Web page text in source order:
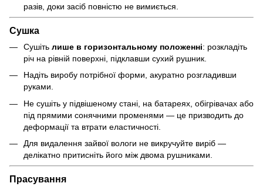
разів, доки засіб повністю не вимиється.
Сушка
Сушіть лише в горизонтальному положенні: розкладіть
річ на рівній поверхні, підклавши сухий рушник.
Надіть виробу потрібної форми, акуратно розгладивши
руками.
Не сушіть у підвішеному стані, на батареях, обігрівачах або
під прямими сонячними променями — це призводить до
деформації та втрати еластичності.
Для видалення зайвої вологи не викручуйте виріб —
делікатно притисніть його між двома рушниками.
Прасування